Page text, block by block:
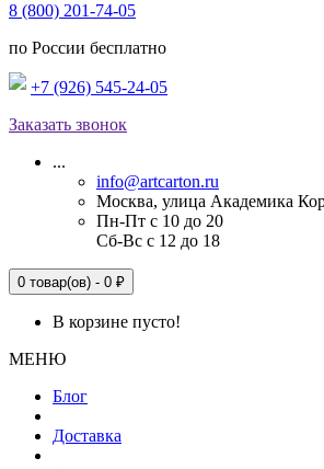
8 (800) 201-74-05
по России бесплатно
+7 (926) 545-24-05
Заказать звонок
...
info@artcarton.ru
Москва, улица Академика
Пн-Пт с 10 до 20
Сб-Вс с 12 до 18
0 товар(ов) - 0 ₽
В корзине пусто!
МЕНЮ
Блог
Доставка